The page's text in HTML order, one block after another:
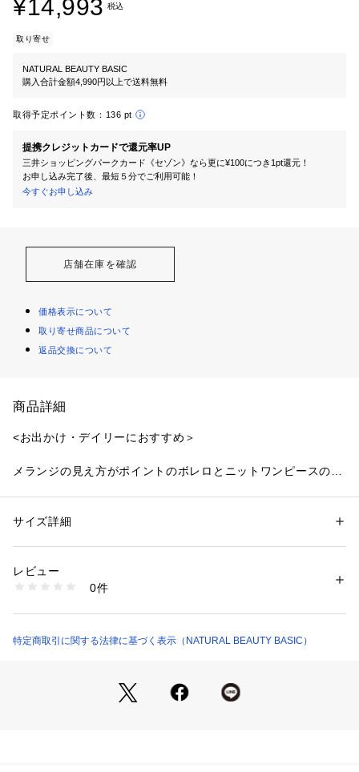
¥14,993 税込
取り寄せ
NATURAL BEAUTY BASIC
購入合計金額4,990円以上で送料無料
取得予定ポイント数： 136 pt
提携クレジットカードで還元率UP
三井ショッピングパークカード《セゾン》なら更に¥100につき1pt還元！
お申し込み完了後、最短５分でご利用可能！
今すぐお申し込み
店舗在庫を確認
価格表示について
取り寄せ商品について
返品交換について
商品詳細
<お出かけ・デイリーにおすすめ＞
メランジの見え方がポイントのボレロとニットワンピースのS
ン。ワンピースはすっきりとしたナローシルエットで、ボレロ
透け感・なし / 光沢・なし / 伸縮性・あり
性別：レディース
素材：ワンピース:ポリエステル 100%、ボレロ: ポリエステル 100%
洗濯：40℃非常に弱い 漂白× アイロン150℃ ドライ弱い タンブル乾燥×
平干し ウェット非常に弱い
商品番号：1100700000883 （モール）
サイズ詳細
レビュー
0件
特定商取引に関する法律に基づく表示（NATURAL BEAUTY BASIC）